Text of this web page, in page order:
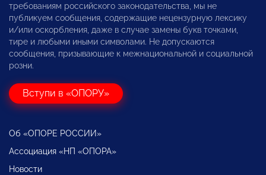
требованиям российского законодательства, мы не
публикуем сообщения, содержащие нецензурную лексику
и/или оскорбления, даже в случае замены букв точками,
тире и любыми иными символами. Не допускаются
сообщения, призывающие к межнациональной и социальной
розни.
Вступи в «ОПОРУ»
Об «ОПОРЕ РОССИИ»
Ассоциация «НП «ОПОРА»
Новости